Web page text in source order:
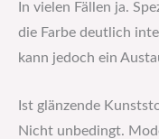
In vielen Fällen ja.
die Farbe deutlich
kann jedoch ein
Ist glänzende
Nicht unbedingt.